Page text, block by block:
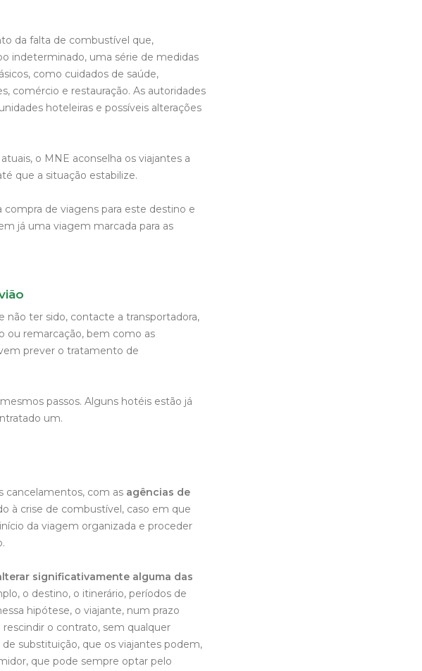
da falta de combustível que,
indeterminado, uma série de medidas
como cuidados de saúde,
comércio e restauração. As autoridades
hoteleiras e possíveis alterações
o MNE aconselha os viajantes a
que a situação estabilize.
de viagens para este destino e
já uma viagem marcada para as
não ter sido, contacte a transportadora,
ou remarcação, bem como as
prever o tratamento de
passos. Alguns hotéis estão já
um.
cancelamentos, com as agências de
à crise de combustível, caso em que
da viagem organizada e proceder
significativamente alguma das
o destino, o itinerário, períodos de
hipótese, o viajante, num prazo
o contrato, sem qualquer
substituição, que os viajantes podem,
que pode sempre optar pelo